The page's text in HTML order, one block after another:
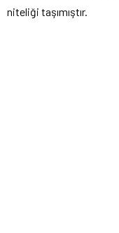
niteliği taşımıştır.